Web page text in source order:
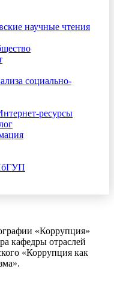
научные чтения
социально-
ресурсы
«Коррупция»
кафедры отраслей
«Коррупция как